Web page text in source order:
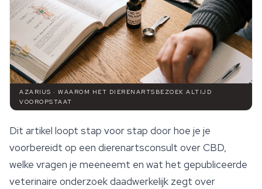
AZARIUS · WAAROM HET DIERENARTSBEZOEK ALTIJD
VOOROPSTAAT
Dit artikel loopt stap voor stap door hoe je je
voorbereidt op een dierenartsconsult over CBD,
welke vragen je meeneemt en wat het gepubliceerde
veterinaire onderzoek daadwerkelijk zegt over